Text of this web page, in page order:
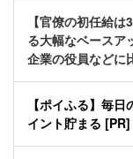
【官僚の初任給
る大幅なベース
企業の役員などに
【ポイふる】毎
イント貯まる [PR]